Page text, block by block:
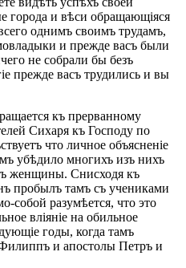
города и вѣси обращающіяся
однимъ своимъ трудамъ,
и прежде васъ были
не собрали бы безъ
прежде васъ трудились и вы
къ прерванному
Сихаря къ Господу по
что личное объясненіе
убѣдило многихъ изъ нихъ
женщины. Снисходя къ
пробылъ тамъ съ учениками
собой разумѣется, что это
вліяніе на обильное
годы, когда тамъ
и апостолы Петръ и